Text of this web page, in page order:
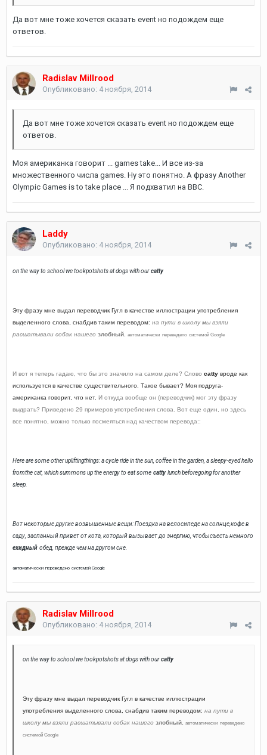
Да вот мне тоже хочется сказать event но подождем еще
ответов.
Radislav Millrood
Опубликовано: 4 ноября, 2014
Да вот мне тоже хочется сказать event но подождем еще
ответов.
Моя американка говорит ... games take... И все из-за
множественного числа games. Ну это понятно. А фразу Another
Olympic Games is to take place ... Я подхватил на BBC.
Laddy
Опубликовано: 4 ноября, 2014
on the way to school we tookpotshots at dogs with our catty
Эту фразу мне выдал переводчик Гугл в качестве иллюстрации употребления
выделенного слова, снабдив таким переводом: на пути в школу мы взяли
расшатывали собак нашего злобный. автоматически переведено системой Google
И вот я теперь гадаю, что бы это значило на самом деле? Слово catty вроде как
используется в качестве существительного. Такое бывает? Моя подруга-
американка говорит, что нет. И откуда вообще он (переводчик) мог эту фразу
выдрать? Приведено 29 примеров употребления слова. Вот еще один, но здесь
все понятно, можно только посмеяться над качеством перевода::
Here are some other upliftingthings: a cycle ride in the sun, coffee in the garden, a sleepy-eyed hello
fromthe cat, which summons up the energy to eat some catty lunch beforegoing for another
sleep.
Вот некоторые другие возвышенные вещи: Поездка на велосипеде на солнце,кофе в
саду, заспанный привет от кота, который вызывает до энергию, чтобысъесть немного
ехидный обед, прежде чем на другом сне.
автоматически переведено системой Google
Radislav Millrood
Опубликовано: 4 ноября, 2014
on the way to school we tookpotshots at dogs with our catty
Эту фразу мне выдал переводчик Гугл в качестве иллюстрации
употребления выделенного слова, снабдив таким переводом: на пути в
школу мы взяли расшатывали собак нашего злобный. автоматически переведено
системой Google